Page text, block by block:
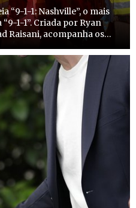
“9-1-1: Nashville”, o mais
1-1”. Criada por Ryan
Raisani, acompanha os
da cidade, enquanto